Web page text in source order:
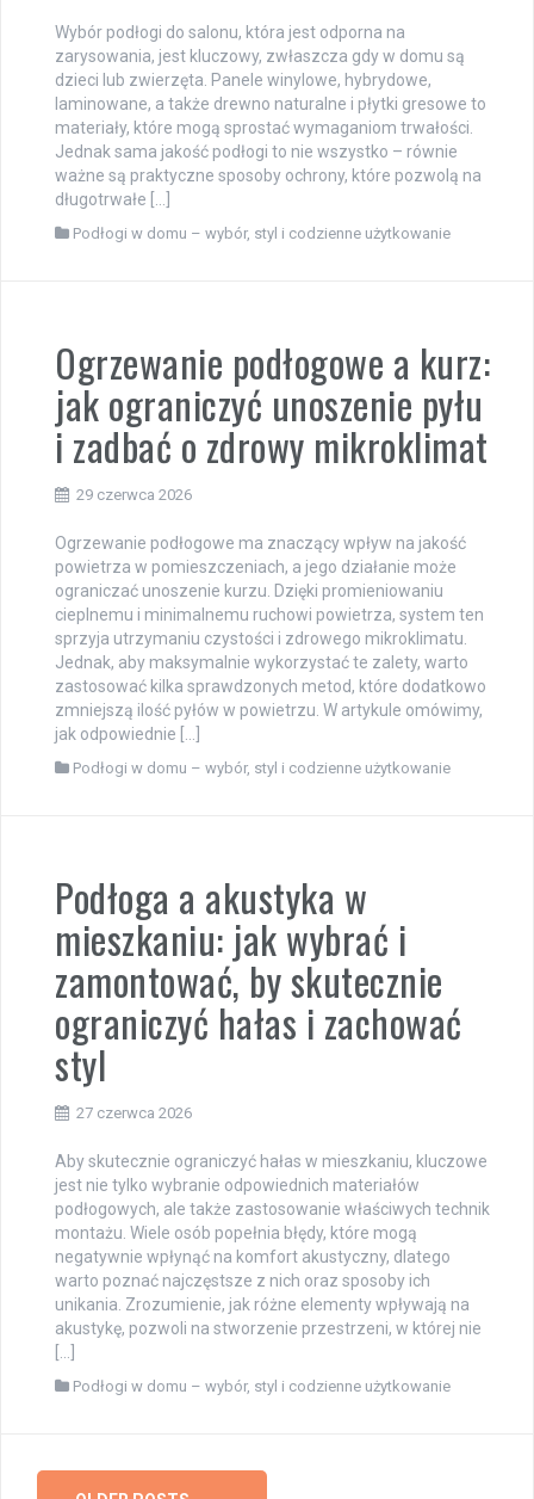
Wybór podłogi do salonu, która jest odporna na
zarysowania, jest kluczowy, zwłaszcza gdy w domu są
dzieci lub zwierzęta. Panele winylowe, hybrydowe,
laminowane, a także drewno naturalne i płytki gresowe to
materiały, które mogą sprostać wymaganiom trwałości.
Jednak sama jakość podłogi to nie wszystko – równie
ważne są praktyczne sposoby ochrony, które pozwolą na
długotrwałe […]
Podłogi w domu – wybór, styl i codzienne użytkowanie
Ogrzewanie podłogowe a kurz:
jak ograniczyć unoszenie pyłu
i zadbać o zdrowy mikroklimat
29 czerwca 2026
Ogrzewanie podłogowe ma znaczący wpływ na jakość
powietrza w pomieszczeniach, a jego działanie może
ograniczać unoszenie kurzu. Dzięki promieniowaniu
cieplnemu i minimalnemu ruchowi powietrza, system ten
sprzyja utrzymaniu czystości i zdrowego mikroklimatu.
Jednak, aby maksymalnie wykorzystać te zalety, warto
zastosować kilka sprawdzonych metod, które dodatkowo
zmniejszą ilość pyłów w powietrzu. W artykule omówimy,
jak odpowiednie […]
Podłogi w domu – wybór, styl i codzienne użytkowanie
Podłoga a akustyka w
mieszkaniu: jak wybrać i
zamontować, by skutecznie
ograniczyć hałas i zachować
styl
27 czerwca 2026
Aby skutecznie ograniczyć hałas w mieszkaniu, kluczowe
jest nie tylko wybranie odpowiednich materiałów
podłogowych, ale także zastosowanie właściwych technik
montażu. Wiele osób popełnia błędy, które mogą
negatywnie wpłynąć na komfort akustyczny, dlatego
warto poznać najczęstsze z nich oraz sposoby ich
unikania. Zrozumienie, jak różne elementy wpływają na
akustykę, pozwoli na stworzenie przestrzeni, w której nie
[…]
Podłogi w domu – wybór, styl i codzienne użytkowanie